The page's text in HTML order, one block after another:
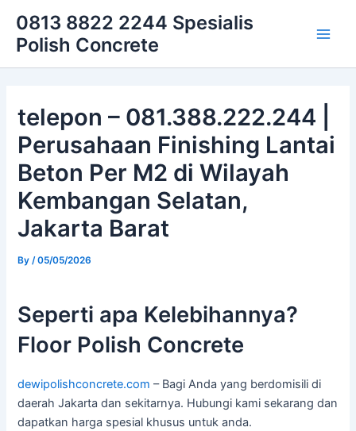
content
0813 8822 2244 Spesialis
Polish Concrete
telepon – 081.388.222.244 |
Perusahaan Finishing Lantai
Beton Per M2 di Wilayah
Kembangan Selatan,
Jakarta Barat
By/05/05/2026
Seperti apa Kelebihannya?
Floor Polish Concrete
dewipolishconcrete.com – Bagi Anda yang berdomisili di
daerah Jakarta dan sekitarnya. Hubungi kami sekarang dan
dapatkan harga spesial khusus untuk anda.